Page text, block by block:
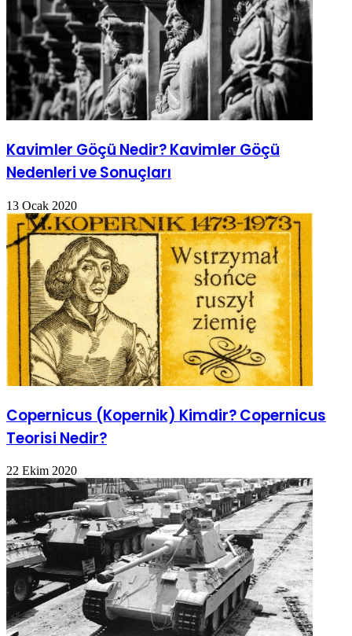
Kavimler Göçü Nedir? Kavimler Göçü
Nedenleri ve Sonuçları
13 Ocak 2020
Copernicus (Kopernik) Kimdir? Copernicus
Teorisi Nedir?
22 Ekim 2020